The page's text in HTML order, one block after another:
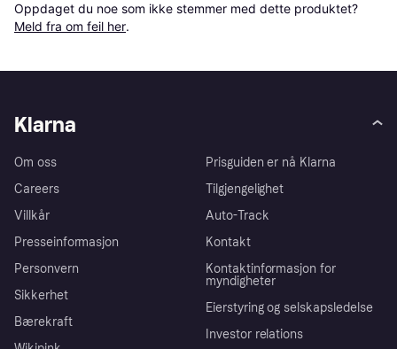
Oppdaget du noe som ikke stemmer med dette produktet?
Meld fra om feil her.
Klarna
Om oss
Careers
Villkår
Presseinformasjon
Personvern
Sikkerhet
Bærekraft
Prisguiden er nå Klarna
Tilgjengelighet
Auto-Track
Kontakt
Kontaktinformasjon for
myndigheter
Eierstyring og selskapsledelse
Investor relations